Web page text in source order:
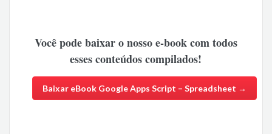
Você pode baixar o nosso e-book com todos
esses conteúdos compilados!
Baixar eBook Google Apps Script – Spreadsheet →